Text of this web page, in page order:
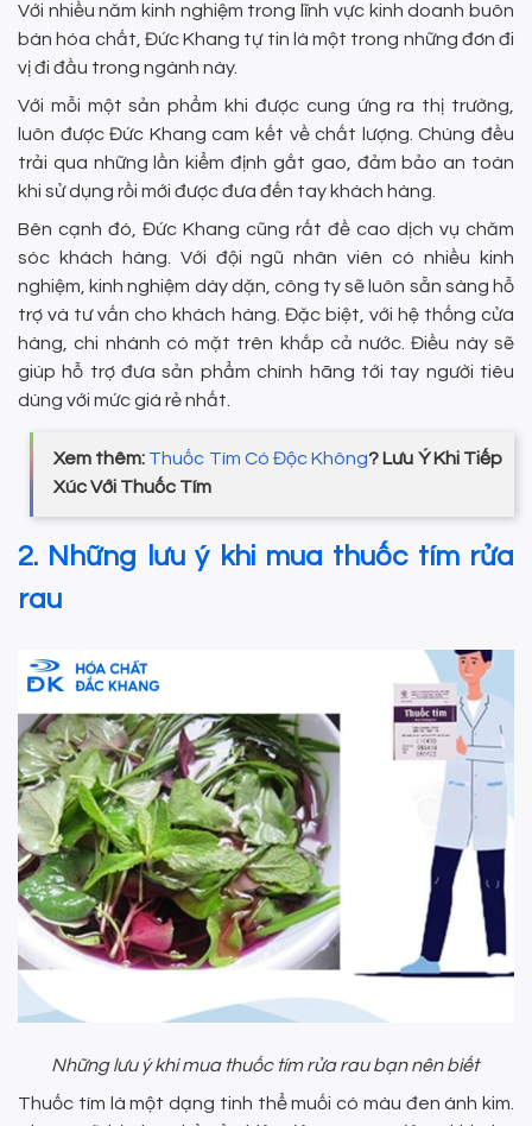
Với nhiều năm kinh nghiệm trong lĩnh vực kinh doanh buôn
bán hóa chất, Đức Khang tự tin là một trong những đơn đi
vị đi đầu trong ngành này.
Với mỗi một sản phẩm khi được cung ứng ra thị trường,
luôn được Đức Khang cam kết về chất lượng. Chúng đều
trải qua những lần kiểm định gắt gao, đảm bảo an toàn
khi sử dụng rồi mới được đưa đến tay khách hàng.
Bên cạnh đó, Đức Khang cũng rất đề cao dịch vụ chăm
sóc khách hàng. Với đội ngũ nhân viên có nhiều kinh
nghiệm, kinh nghiệm dày dặn, công ty sẽ luôn sẵn sàng hỗ
trợ và tư vấn cho khách hàng. Đặc biệt, với hệ thống cửa
hàng, chi nhánh có mặt trên khắp cả nước. Điều này sẽ
giúp hỗ trợ đưa sản phẩm chính hãng tới tay người tiêu
dùng với mức giá rẻ nhất.
Xem thêm: Thuốc Tím Có Độc Không? Lưu Ý Khi Tiếp
Xúc Với Thuốc Tím
2. Những lưu ý khi mua thuốc tím rửa
rau
Những lưu ý khi mua thuốc tím rửa rau bạn nên biết
Thuốc tím là một dạng tinh thể muối có màu đen ánh kim.